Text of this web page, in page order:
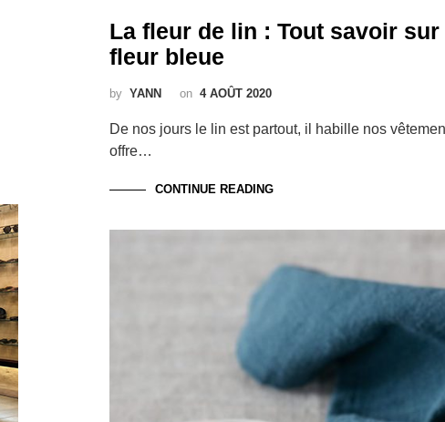
La fleur de lin : Tout savoir
fleur bleue
by YANN on 4 AOÛT 2020
De nos jours le lin est partout, il habille nos
offre…
CONTINUE READING